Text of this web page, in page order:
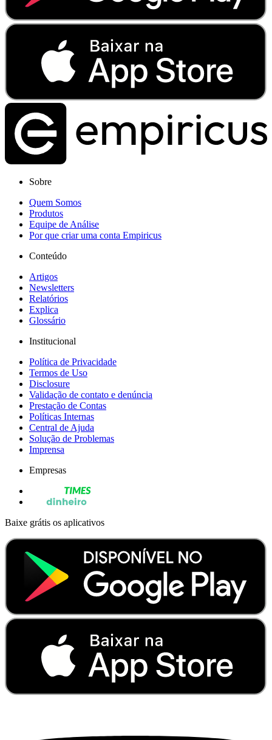
Sobre
Quem Somos
Produtos
Equipe de Análise
Por que criar uma conta Empiricus
Conteúdo
Artigos
Newsletters
Relatórios
Explica
Glossário
Institucional
Política de Privacidade
Termos de Uso
Disclosure
Validação de contato e denúncia
Prestação de Contas
Políticas Internas
Central de Ajuda
Solução de Problemas
Imprensa
Empresas
Baixe grátis os aplicativos